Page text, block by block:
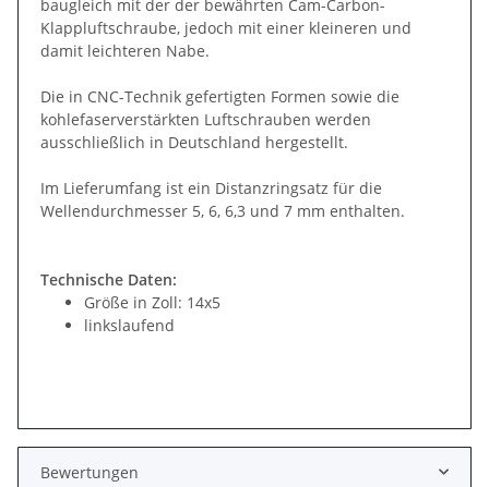
baugleich mit der der bewährten Cam-Carbon-
Klappluftschraube, jedoch mit einer kleineren und
damit leichteren Nabe.
Die in CNC-Technik gefertigten Formen sowie die
kohlefaserverstärkten Luftschrauben werden
ausschließlich in Deutschland hergestellt.
Im Lieferumfang ist ein Distanzringsatz für die
Wellendurchmesser 5, 6, 6,3 und 7 mm enthalten.
Technische Daten:
Größe in Zoll: 14x5
linkslaufend
Bewertungen